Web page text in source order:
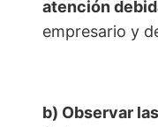
atención
empresario y
b) Observar